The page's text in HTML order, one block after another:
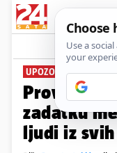
UPOZORIO SVE
Proveo je
zadatku
ljudi iz